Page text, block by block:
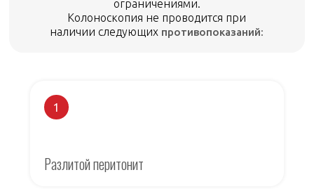
ограничениями.
Колоноскопия не проводится при
наличии следующих противопоказаний:
1
Разлитой перитонит